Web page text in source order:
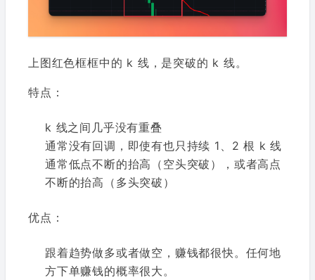
上图红色框框中的 k 线，是突破的 k 线。
特点：
k 线之间几乎没有重叠
通常没有回调，即使有也只持续 1、2 根 k 线
通常低点不断的抬高（空头突破），或者高点
不断的抬高（多头突破）
优点：
跟着趋势做多或者做空，赚钱都很快。任何地
方下单赚钱的概率很大。